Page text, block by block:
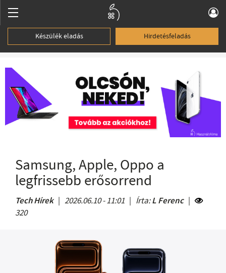
Készülék eladás Hirdetésfeladás
Samsung, Apple, Oppo a
legfrissebb erősorrend
Tech Hírek | 2026.06.10 - 11:01 | Írta:L Ferenc |
320